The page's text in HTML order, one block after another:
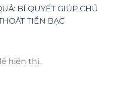
BÍ QUYẾT GIÚP CHỦ
TIỀN BẠC
hiển thị.